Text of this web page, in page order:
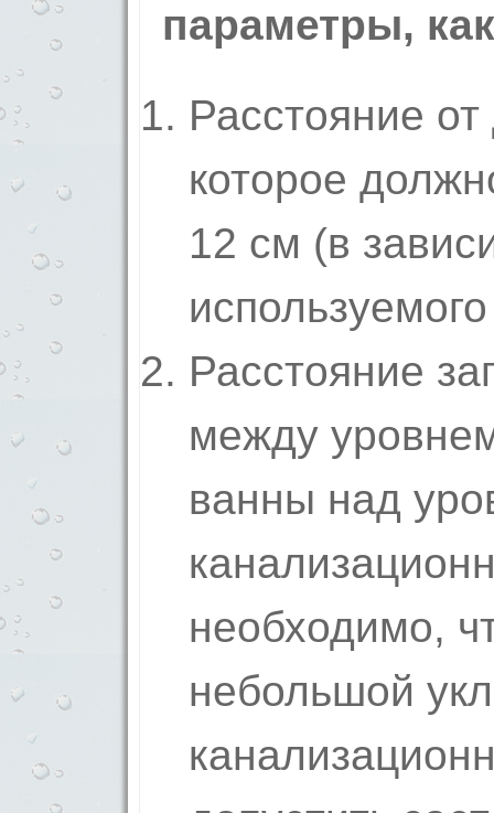
параметры,
Расстояние
которое
12 см (в
Расстояние
между
ванны над
необходимо,
небольшой